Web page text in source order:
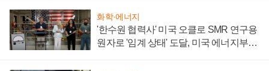
화학·에너지
'한수원 협력사' 미국 오클로 SMR 연구용
원자로 '임계 상태' 도달, 미국 에너지부